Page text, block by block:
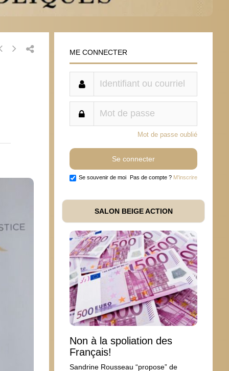
ME CONNECTER
Mot de passe oublié
Se souvenir de moi Pas de compte ? M'inscrire
SALON BEIGE ACTION
Non à la spoliation des
Français!
Sandrine Rousseau “propose” de